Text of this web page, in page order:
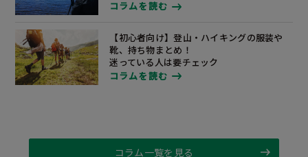
コラムを読む
【初心者向け】登山・ハイキングの服装や
靴、 持ち物まとめ！
迷っている人は要チェック
コラムを読む
コラム一覧を見る